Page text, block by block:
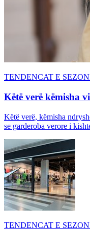
TENDENCAT E
Këtë verë këmisha
Këtë verë, këmisha
se garderoba verore i
TENDENCAT E